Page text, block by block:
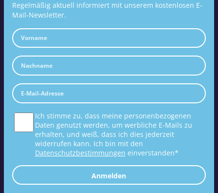
Regelmäßig aktuell informiert mit unserem kostenlosen E-
Mail-Newsletter.
Ich stimme zu, dass meine personenbezogenen
Daten genutzt werden, um werbliche E-Mails zu
erhalten, und weiß, dass ich dies jederzeit
widerrufen kann. Ich bin mit den
Datenschutzbestimmungen einverstanden*
Anmelden